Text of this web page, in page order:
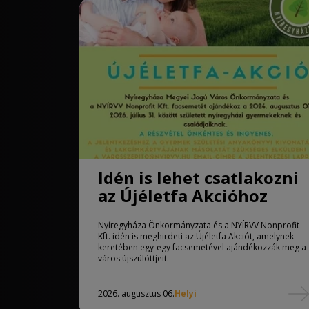
Idén is lehet csatlakozni
az Újéletfa Akcióhoz
Nyíregyháza Önkormányzata és a NYÍRVV Nonprofit
Kft. idén is meghirdeti az Újéletfa Akciót, amelynek
keretében egy-egy facsemetével ajándékozzák meg a
város újszülöttjeit.
2026. augusztus 06.Helyi